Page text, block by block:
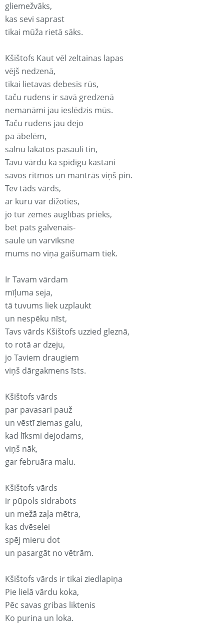
gliemežvāks,
kas sevi saprast
tikai mūža rietā sāks.
Kšištofs Kaut vēl zeltainas lapas
vējš nedzenā,
tikai lietavas debesīs rūs,
taču rudens ir savā gredzenā
nemanāmi jau ieslēdzis mūs.
Taču rudens jau dejo
pa ābelēm,
salnu lakatos pasauli tin,
Tavu vārdu ka spīdīgu kastani
savos ritmos un mantrās viņš pin.
Tev tāds vārds,
ar kuru var dižoties,
jo tur zemes auglības prieks,
bet pats galvenais-
saule un varvīksne
mums no viņa gaišumam tiek.
Ir Tavam vārdam
mīļuma seja,
tā tuvums liek uzplaukt
un nespēku nīst,
Tavs vārds Kšištofs uzzied gleznā,
to rotā ar dzeju,
jo Taviem draugiem
viņš dārgakmens īsts.
Kšištofs vārds
par pavasari pauž
un vēstī ziemas galu,
kad līksmi dejodams,
viņš nāk,
gar februāra malu.
Kšištofs vārds
ir pūpols sidrabots
un mežā zaļa mētra,
kas dvēselei
spēj mieru dot
un pasargāt no vētrām.
Kšištofs vārds ir tikai ziedlapiņa
Pie lielā vārdu koka,
Pēc savas gribas liktenis
Ko purina un loka.